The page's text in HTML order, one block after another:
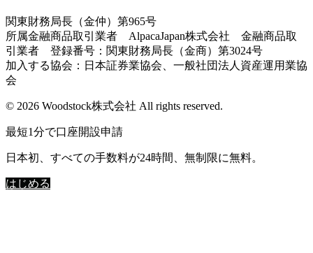
関東財務局長（金仲）第965号
所属金融商品取引業者 AlpacaJapan株式会社 金融商品取
引業者 登録番号：関東財務局長（金商）第3024号
加入する協会：日本証券業協会、一般社団法人資産運用業協
会
© 2026 Woodstock株式会社 All rights reserved.
最短1分で口座開設申請
日本初、すべての手数料が24時間、無制限に無料。
はじめる